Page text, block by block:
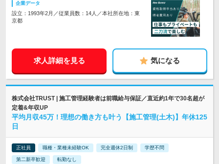
企業データ
設立：1993年2月／従業員数：14人／本社所在地：東
京都
求人詳細を見る 気になる
株式会社TRUST | 施工管理経験者は前職給与保証／直近約1年で30名超が
定着&年収UP
平均月収45万！理想の働き方も叶う【施工管理(土木)】年休125
日
正社員 職種・業種未経験OK 完全週休2日制 学歴不問
第二新卒歓迎 転勤なし